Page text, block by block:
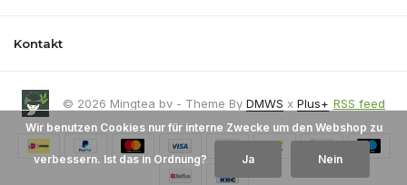
Kontakt
© 2026 Mingtea bv - Theme By DMWS x Plus+ RSS feed
Wir benutzen Cookies nur für interne Zwecke um den Webshop zu
verbessern. Ist das in Ordnung? Ja Nein